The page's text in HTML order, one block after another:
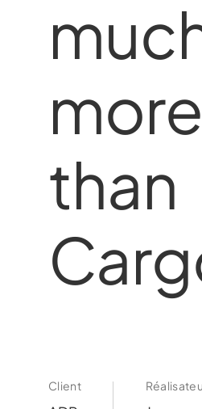
more
than
Client